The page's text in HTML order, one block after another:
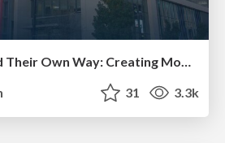
Helping Users Find Their Own Way: Creating Modern Search Experiences
31 3.3k